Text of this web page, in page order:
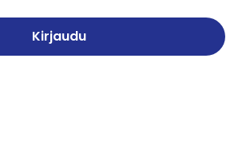
Kirjaudu